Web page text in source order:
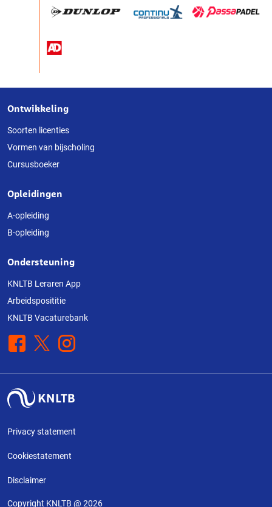
Over
deze
website
Ontwikkeling
Soorten licenties
Vormen van bijscholing
Cursusboeker
Opleidingen
A-opleiding
B-opleiding
Ondersteuning
KNLTB Leraren App
Arbeidsposititie
KNLTB Vacaturebank
Facebook
X Instagram
Privacy statement
Cookiestatement
Disclaimer
Copyright KNLTB @ 2026